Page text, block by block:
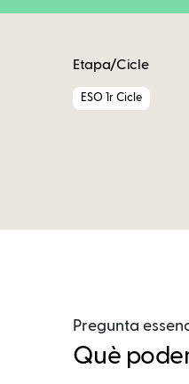
Etapa/Cicle
ESO 1r Cicle
Pregunta
Què